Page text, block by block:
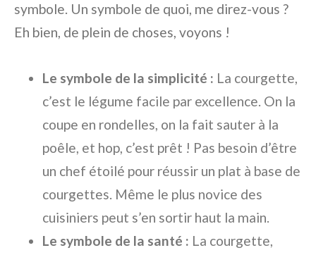
symbole. Un symbole de quoi, me direz-vous ?
Eh bien, de plein de choses, voyons !
Le symbole de la simplicité : La courgette,
c’est le légume facile par excellence. On la
coupe en rondelles, on la fait sauter à la
poêle, et hop, c’est prêt ! Pas besoin d’être
un chef étoilé pour réussir un plat à base de
courgettes. Même le plus novice des
cuisiniers peut s’en sortir haut la main.
Le symbole de la santé : La courgette,